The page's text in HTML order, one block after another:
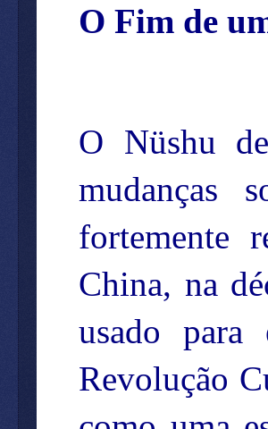
O Fim de
O Nüshu
mudanças
fortemente
China, na
usado para
Revolução